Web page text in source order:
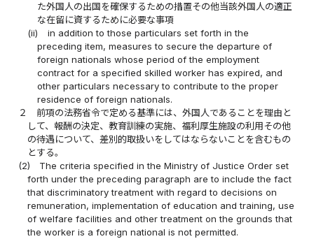
た外国人の出国を確保するための措置その他当該外国人の適正
な在留に資するために必要な事項
(ii)
in addition to those particulars set forth in the
preceding item, measures to secure the departure of
foreign nationals whose period of the employment
contract for a specified skilled worker has expired, and
other particulars necessary to contribute to the proper
residence of foreign nationals.
２
前項の法務省令で定める基準には、外国人であることを理由と
して、報酬の決定、教育訓練の実施、福利厚生施設の利用その他
の待遇について、差別的取扱いをしてはならないことを含むもの
とする。
(2)
The criteria specified in the Ministry of Justice Order set
forth under the preceding paragraph are to include the fact
that discriminatory treatment with regard to decisions on
remuneration, implementation of education and training, use
of welfare facilities and other treatment on the grounds that
the worker is a foreign national is not permitted.